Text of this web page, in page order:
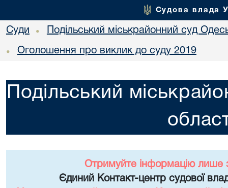
Судова влада
Суди • Подільський міськрайонний суд
• Оголошення про виклик до суду 2019
Подільський
Отримуйте інформацію лише
Єдиний Контакт-центр судової